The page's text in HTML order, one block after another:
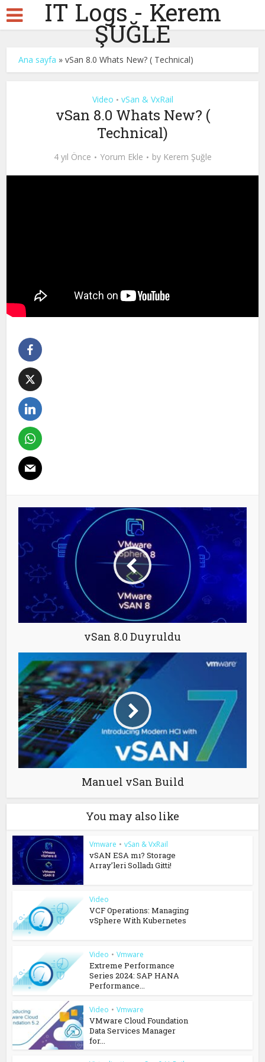
IT Logs - Kerem
ŞUĞLE
Ana sayfa »vSan 8.0 Whats New? ( Technical)
Video • vSan & VxRail
vSan 8.0 Whats New? (
Technical)
4 yıl Önce Yorum Ekle by Kerem Şuğle
vSan 8.0 Duyruldu
Manuel vSan Build
You may also like
Vmware • vSan & VxRail
vSAN ESA mı? Storage
Array’leri Solladı Gitti!
Video
VCF Operations: Managing
vSphere With Kubernetes
Video • Vmware
Extreme Performance
Series 2024: SAP HANA
Performance...
Video • Vmware
VMware Cloud Foundation
Data Services Manager
for...